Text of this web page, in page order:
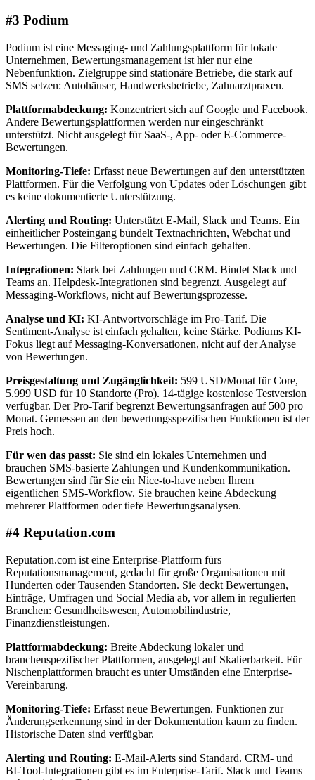
#3 Podium
Podium ist eine Messaging- und Zahlungsplattform für lokale
Unternehmen, Bewertungsmanagement ist hier nur eine
Nebenfunktion. Zielgruppe sind stationäre Betriebe, die stark auf
SMS setzen: Autohäuser, Handwerksbetriebe, Zahnarztpraxen.
Plattformabdeckung: Konzentriert sich auf Google und Facebook.
Andere Bewertungsplattformen werden nur eingeschränkt
unterstützt. Nicht ausgelegt für SaaS-, App- oder E-Commerce-
Bewertungen.
Monitoring-Tiefe: Erfasst neue Bewertungen auf den unterstützten
Plattformen. Für die Verfolgung von Updates oder Löschungen gibt
es keine dokumentierte Unterstützung.
Alerting und Routing: Unterstützt E-Mail, Slack und Teams. Ein
einheitlicher Posteingang bündelt Textnachrichten, Webchat und
Bewertungen. Die Filteroptionen sind einfach gehalten.
Integrationen: Stark bei Zahlungen und CRM. Bindet Slack und
Teams an. Helpdesk-Integrationen sind begrenzt. Ausgelegt auf
Messaging-Workflows, nicht auf Bewertungsprozesse.
Analyse und KI: KI-Antwortvorschläge im Pro-Tarif. Die
Sentiment-Analyse ist einfach gehalten, keine Stärke. Podiums KI-
Fokus liegt auf Messaging-Konversationen, nicht auf der Analyse
von Bewertungen.
Preisgestaltung und Zugänglichkeit: 599 USD/Monat für Core,
5.999 USD für 10 Standorte (Pro). 14-tägige kostenlose Testversion
verfügbar. Der Pro-Tarif begrenzt Bewertungsanfragen auf 500 pro
Monat. Gemessen an den bewertungsspezifischen Funktionen ist der
Preis hoch.
Für wen das passt: Sie sind ein lokales Unternehmen und
brauchen SMS-basierte Zahlungen und Kundenkommunikation.
Bewertungen sind für Sie ein Nice-to-have neben Ihrem
eigentlichen SMS-Workflow. Sie brauchen keine Abdeckung
mehrerer Plattformen oder tiefe Bewertungsanalysen.
#4 Reputation.com
Reputation.com ist eine Enterprise-Plattform fürs
Reputationsmanagement, gedacht für große Organisationen mit
Hunderten oder Tausenden Standorten. Sie deckt Bewertungen,
Einträge, Umfragen und Social Media ab, vor allem in regulierten
Branchen: Gesundheitswesen, Automobilindustrie,
Finanzdienstleistungen.
Plattformabdeckung: Breite Abdeckung lokaler und
branchenspezifischer Plattformen, ausgelegt auf Skalierbarkeit. Für
Nischenplattformen braucht es unter Umständen eine Enterprise-
Vereinbarung.
Monitoring-Tiefe: Erfasst neue Bewertungen. Funktionen zur
Änderungserkennung sind in der Dokumentation kaum zu finden.
Historische Daten sind verfügbar.
Alerting und Routing: E-Mail-Alerts sind Standard. CRM- und
BI-Tool-Integrationen gibt es im Enterprise-Tarif. Slack und Teams